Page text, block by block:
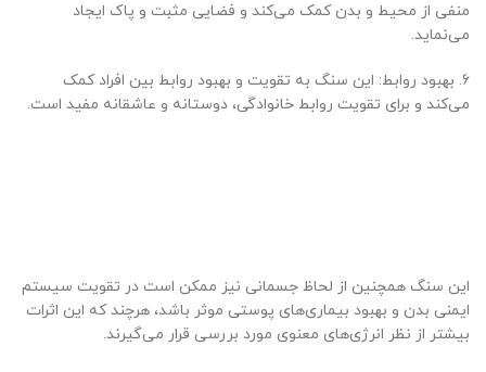
منفی از محیط و بدن کمک می‌کند و فضایی مثبت و پاک ایجاد
می‌نماید.
6. بهبود روابط: این سنگ به تقویت و بهبود روابط بین افراد کمک
می‌کند و برای تقویت روابط خانوادگی، دوستانه و عاشقانه مفید است.
این سنگ همچنین از لحاظ جسمانی نیز ممکن است در تقویت سیستم
ایمنی بدن و بهبود بیماری‌های پوستی موثر باشد، هرچند که این اثرات
بیشتر از نظر انرژی‌های معنوی مورد بررسی قرار می‌گیرند.